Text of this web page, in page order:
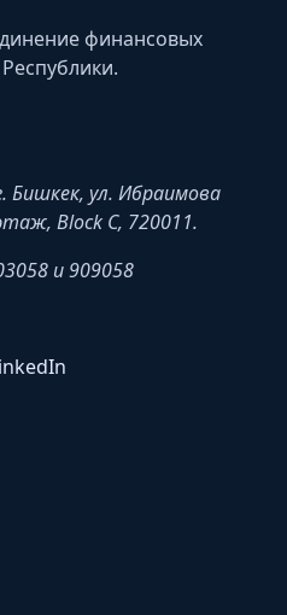
финансовых
Бишкек, ул. Ибраимова
Block C, 720011.
и 909058